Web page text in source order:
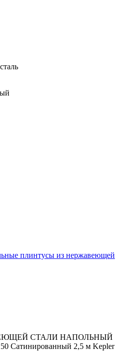
плинтусы из нержавеющей
СТАЛИ НАПОЛЬНЫЙ
2,5 м Kepler